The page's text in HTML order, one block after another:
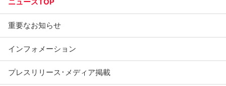
ニュースTOP
重要なお知らせ
インフォメーション
プレスリリース･メディア掲載